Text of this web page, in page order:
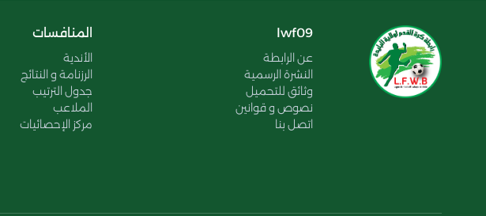
lwf09
عن الرابطة
النشرة الرسمية
وثائق للتحميل
نصوص و قوانين
اتصل بنا
المنافسات
الأندية
الرزنامة و النتائج
جدول الترتيب
الملاعب
مركز الإحصائيات